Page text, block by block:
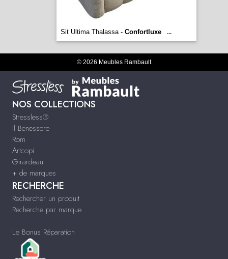
Sit Ultima Thalassa - Confortluxe ...
© 2026 Meubles Rambault
NOS COLLECTIONS
Stressless®
Il Benessere
Rom
Artcopi
Girardeau
+ de marques
RECHERCHE
Rechercher un produit
Recherche par marque
Le Bonus Réparation